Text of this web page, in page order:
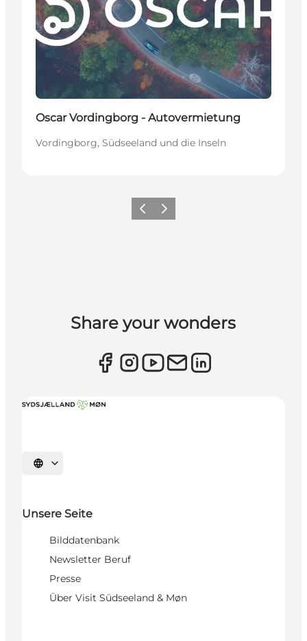
Oscar Vordingborg - Autovermietung
Vordingborg, Südseeland und die Inseln
ZurückWeiter
Share your wonders
Sprache auswählen
Unsere Seite
Bilddatenbank
Newsletter Beruf
Presse
Über Visit Südseeland & Møn